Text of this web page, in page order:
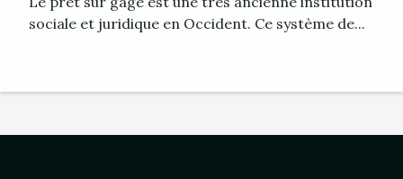
sociale et juridique en Occident. Ce système de...